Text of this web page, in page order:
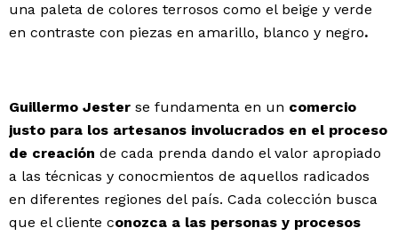
una paleta de colores terrosos como el beige y verde
en contraste con piezas en amarillo, blanco y negro.
Guillermo Jester se fundamenta en un comercio
justo para los artesanos involucrados en el proceso
de creación de cada prenda dando el valor apropiado
a las técnicas y conocmientos de aquellos radicados
en diferentes regiones del país. Cada colección busca
que el cliente conozca a las personas y procesos